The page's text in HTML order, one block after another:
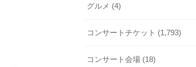
グルメ (4)
コンサートチケット (1,793)
コンサート会場 (18)